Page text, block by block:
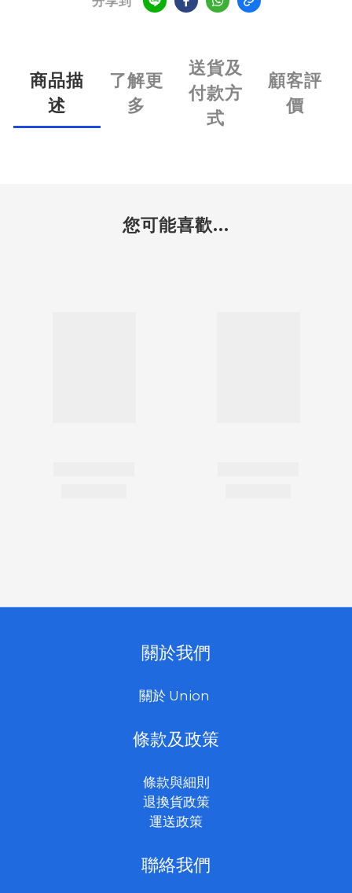
商品描
述
了解更
多
送貨及
付款方
式
顧客評
價
您可能喜歡...
關於我們
關於 Union
條款及政策
條款與細則
退換貨政策
運送政策
聯絡我們